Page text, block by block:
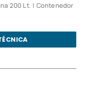
200 Lt. | Contenedor